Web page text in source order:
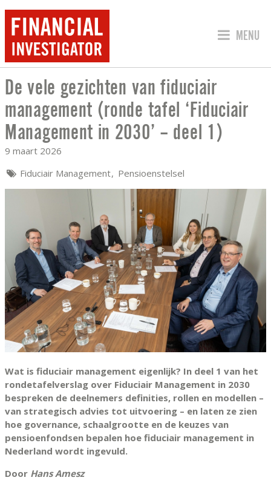
SPRING
MENU
DE VELE GEZICHTEN VAN FIDUCIAIR
De vele gezichten van fiduciair
management (ronde tafel ‘Fiduciair
Management in 2030’ – deel 1)
9 maart 2026
Fiduciair Management Pensioenstelsel
Wat is fiduciair management eigenlijk? In deel 1 van het
rondetafelverslag over Fiduciair Management in 2030
bespreken de deelnemers definities, rollen en modellen –
van strategisch advies tot uitvoering – en laten ze zien
hoe governance, schaalgrootte en de keuzes van
pensioenfondsen bepalen hoe fiduciair management in
Nederland wordt ingevuld.
Door Hans Amesz